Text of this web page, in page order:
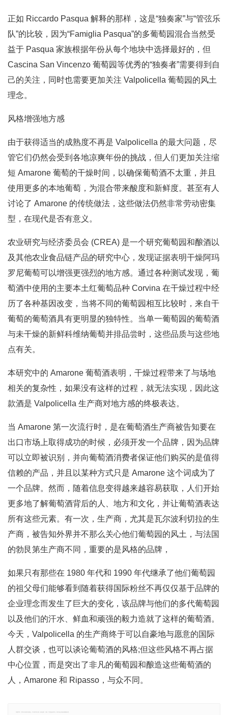
正如 Riccardo Pasqua 解释的那样，这是“独奏家”与“管弦乐
队”的比较，因为“Famiglia Pasqua”的多葡萄园混合当然受
益于 Pasqua 家族根据年份从每个地块中选择最好的，但
Cascina San Vincenzo 葡萄园等优秀的“独奏者”需要得到自
己的关注，同时也需要更加关注 Valpolicella 葡萄园的风土
理念。
风格增强地方感
由于获得适当的成熟度不再是 Valpolicella 的最大问题，尽
管它们仍然会受到各地凉爽年份的挑战，但人们更加关注缩
短 Amarone 葡萄的干燥时间，以确保葡萄酒不太重，并且
使用更多的本地葡萄，为混合带来酸度和新鲜度。甚至有人
讨论了 Amarone 的传统做法，这些做法仍然非常劳动密集
型，在现代是否有意义。
农业研究与经济委员会 (CREA) 是一个研究葡萄园和酿酒以
及其他农业食品链产品的研究中心，发现证据表明干燥阿玛
罗尼葡萄可以增强更强烈的地方感。通过各种测试发现，葡
萄酒中使用的主要本土红葡萄品种 Corvina 在干燥过程中经
历了各种基因改变，当将不同的葡萄园相互比较时，来自干
葡萄的葡萄酒具有更明显的独特性。当单一葡萄园的葡萄酒
与未干燥的新鲜科维纳葡萄并排品尝时，这些品质与这些地
点有关。
本研究中的 Amarone 葡萄酒表明，干燥过程带来了与场地
相关的复杂性，如果没有这样的过程，就无法实现，因此这
款酒是 Valpolicella 生产商对地方感的终极表达。
当 Amarone 第一次流行时，是在葡萄酒生产商被告知要在
出口市场上取得成功的时候，必须开发一个品牌，因为品牌
可以立即被识别，并向葡萄酒消费者保证他们购买的是值得
信赖的产品，并且以某种方式只是 Amarone 这个词成为了
一个品牌。然而，随着信息变得越来越容易获取，人们开始
更多地了解葡萄酒背后的人、地方和文化，并让葡萄酒表达
所有这些元素。有一次，生产商，尤其是瓦尔波利切拉的生
产商，被告知外界并不那么关心他们葡萄园的风土，与法国
的勃艮第生产商不同，重要的是风格的品牌，
如果只有那些在 1980 年代和 1990 年代继承了他们葡萄园
的祖父母们能够看到随着获得国际粉丝不再仅仅基于品牌的
企业理念而发生了巨大的变化，该品牌与他们的多代葡萄园
以及他们的汗水、鲜血和顽强的毅力造就了这样的葡萄酒。
今天，Valpolicella 的生产商终于可以自豪地与愿意的国际
人群交谈，也可以谈论葡萄酒的风格;但这些风格不再占据
中心位置，而是突出了非凡的葡萄园和酿造这些葡萄酒的
人，Amarone 和 Ripasso，与众不同。